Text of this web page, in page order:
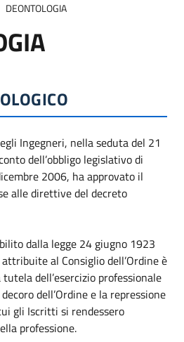
DEONTOLOGIA
Ingegneri, nella seduta del 21
dell’obbligo legislativo di
2006, ha approvato il
alle direttive del decreto
dalla legge 24 giugno 1923
al Consiglio dell’Ordine è
dell’esercizio professionale
dell’Ordine e la repressione
gli Iscritti si rendessero
professione.